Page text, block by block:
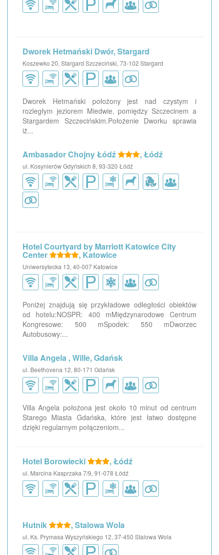
Dworek Hetmański Dwór, Stargard
Koszewko 20, Stargard Szczeciński, 73-102 Stargard
Dworek Hetmański położony jest nad czystym i
rozległym jeziorem Miedwie, pomiędzy Szczecinem a
Stargardem Szczecińskim.Położenie Dworku sprawia
iż...
Ambasador Chojny Łódź , Łódź
ul. Kosynierów Gdyńskich 8, 93-320 Łódź
Hotel Courtyard by Marriott Katowice City
Center , Katowice
Uniwersytecka 13, 40-007 Katowice
Poniżej znajdują się przykładowe odległości obiektów
od hotelu:NOSPR: 400 mMiędzynarodowe Centrum
Kongresowe: 500 mSpodek: 550 mDworzec
Autobusowy:...
Villa Angela , Wille, Gdańsk
ul. Beethovena 12, 80-171 Gdańsk
Villa Angela położona jest około 10 minut od centrum
Starego Miasta Gdańska, które jest łatwo dostępne
dzięki regularnym połączeniom...
Hotel Borowiecki , Łódź
ul. Marcina Kasprzaka 7/9, 91-078 Łódź
Hutnik , Stalowa Wola
ul. Ks. Prymasa Wyszyńskiego 12, 37-450 Stalowa Wola